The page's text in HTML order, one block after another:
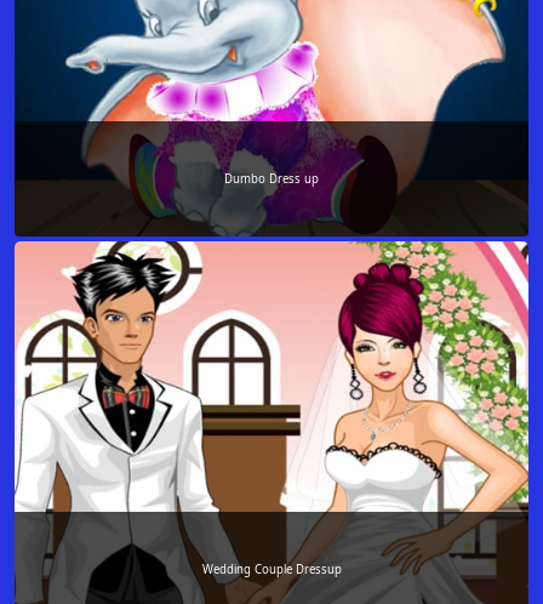
Dumbo Dress up
Wedding Couple Dressup